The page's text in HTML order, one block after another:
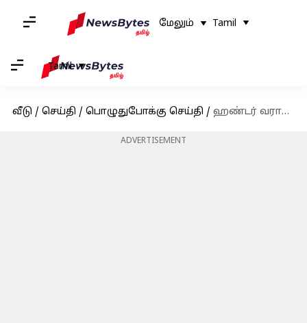
மேலும் Tamil
Tamil
வீடு / செய்தி / பொழுதுபோக்கு செய்தி / ஹண்டர் வரார் சூடு கண்ணா; சன் நெக்ஸ்ட் எக்ஸ் பக்கத்தில் வெளியான வேட்டையன் படத்தின் சிறப்பு வீடியோ
ADVERTISEMENT